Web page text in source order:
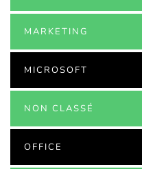
MARKETING
MICROSOFT
NON CLASSÉ
OFFICE